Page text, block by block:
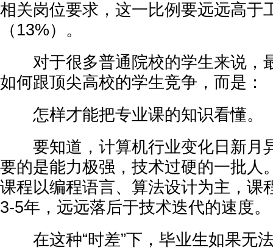
相关岗位要求，这一比例要远远高于
（13%）。
对于很多普通院校的学生来说，
如何跟顶尖高校的学生竞争，而是：
怎样才能把专业课的知识看懂。
要知道，计算机行业变化日新月
要的是能力极强，技术过硬的一批人
课程以编程语言、算法设计为主，课
3-5年，远远落后于技术迭代的速度。
在这种“时差”下，毕业生如果无